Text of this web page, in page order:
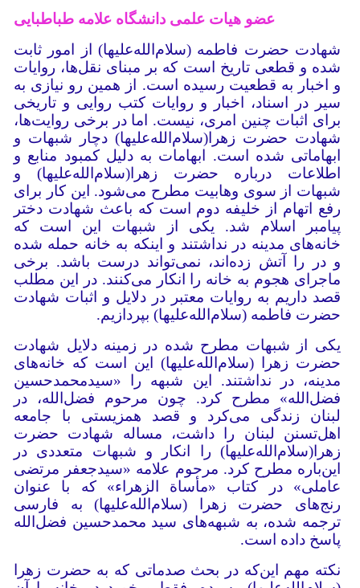
عضو هیات علمی دانشگاه علامه طباطبایی
شهادت حضرت فاطمه (سلام‌الله‌علیها) از امور ثابت
شده و قطعی تاریخ است که بر مبنای نقل‌ها، روایات
و اخبار به قطعیت رسیده است. از همین رو نیازی به
سیر در اسناد، اخبار و روایات کتب روایی و تاریخی
برای اثبات چنین امری، نیست. اما در برخی روایت‌ها،
شهادت حضرت زهرا(سلام‌الله‌علیها) دچار شبهات و
ابهاماتی شده است. ابهامات به دلیل کمبود منابع و
اطلاعات درباره حضرت زهرا(سلام‌الله‌علیها) و
شبهات از سوی وهابیت مطرح می‌شود. این کار برای
رفع اتهام از خلیفه دوم است که باعث شهادت دختر
پیامبر اسلام شد. یکی از شبهات این است که
خانه‌های مدینه در نداشتند و اینکه به خانه حمله شده
و در را آتش زده‌اند، نمی‌تواند درست باشد. برخی
ماجرای هجوم به خانه را انکار می‌کنند. در این مطلب
قصد داریم به روایات معتبر در دلایل و اثبات شهادت
حضرت فاطمه (سلام‌الله‌علیها) بپردازیم.
یکی از شبهات مطرح شده در زمینه دلایل شهادت
حضرت زهرا (سلام‌الله‌علیها) این است که خانه‌های
مدینه، در نداشتند. این شبهه را «سیدمحمدحسین
فضل‌الله» مطرح کرد. چون مرحوم فضل‌الله، در
لبنان زندگی می‌کرد و قصد همزیستی با جامعه
اهل‌تسنن لبنان را داشت، مساله شهادت حضرت
زهرا(سلام‌الله‌علیها) را انکار و شبهات متعددی در
این‌باره مطرح کرد. مرحوم علامه «سیدجعفر مرتضی
عاملی» در کتاب «مأساة الزهراء» که با عنوان
رنج‌های حضرت زهرا (سلام‌الله‌علیها) به فارسی
ترجمه شده، به شبهه‌های سید محمدحسین فضل‌الله
پاسخ داده است.
نکته مهم این‌که در بحث صدماتی که به حضرت زهرا